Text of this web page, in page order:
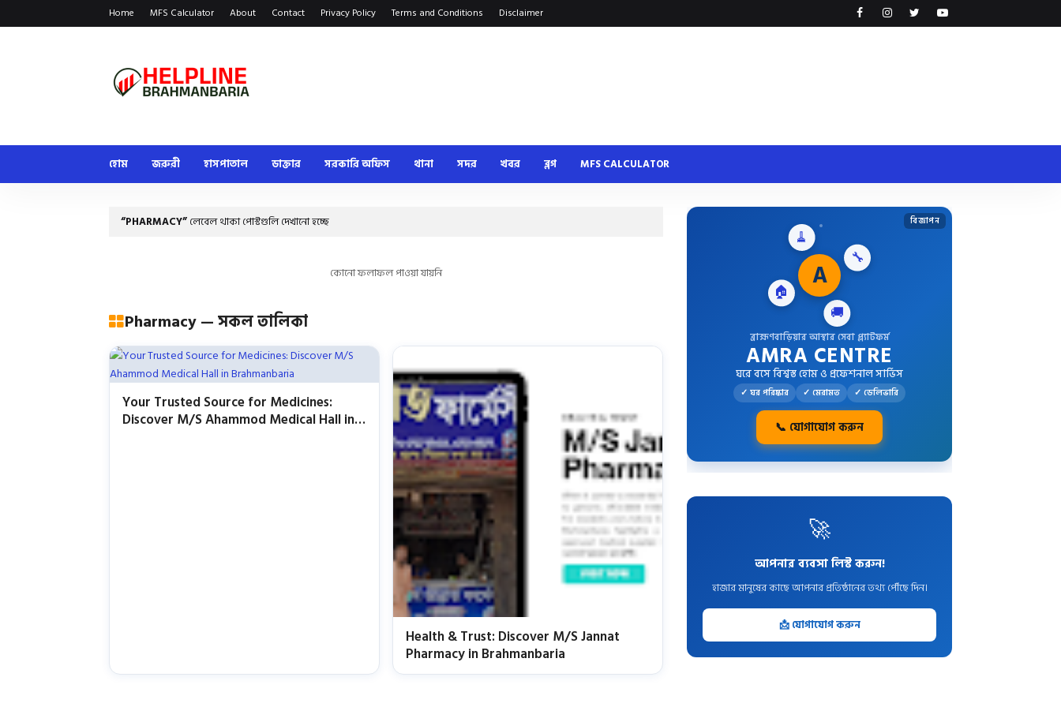
Home MFS Calculator About Contact Privacy Policy Terms and Conditions Disclaimer
হোম জরুরী হাসপাতাল ডাক্তার সরকারি অফিস থানা সদর খবর ব্লগ MFS CALCULATOR
PHARMACY লেবেল থাকা পোস্টগুলি দেখানো হচ্ছে
কোনো ফলাফল পাওয়া যায়নি
Pharmacy — সকল তালিকা
Your Trusted Source for Medicines:
Discover M/S Ahammod Medical Hall in
Health & Trust: Discover M/S Jannat
Pharmacy in Brahmanbaria
বিজ্ঞাপন
🏠
🧹
🔧
🚚
A
ব্রাহ্মণবাড়িয়ার আস্থার সেবা প্ল্যাটফর্ম
AMRA CENTRE
ঘরে বসে বিশ্বস্ত হোম ও প্রফেশনাল সার্ভিস
✓ ঘর পরিষ্কার ✓ মেরামত ✓ ডেলিভারি
📞 যোগাযোগ করুন
🚀
আপনার ব্যবসা লিস্ট করুন!
হাজার মানুষের কাছে আপনার প্রতিষ্ঠানের তথ্য পৌঁছে দিন।
📩 যোগাযোগ করুন